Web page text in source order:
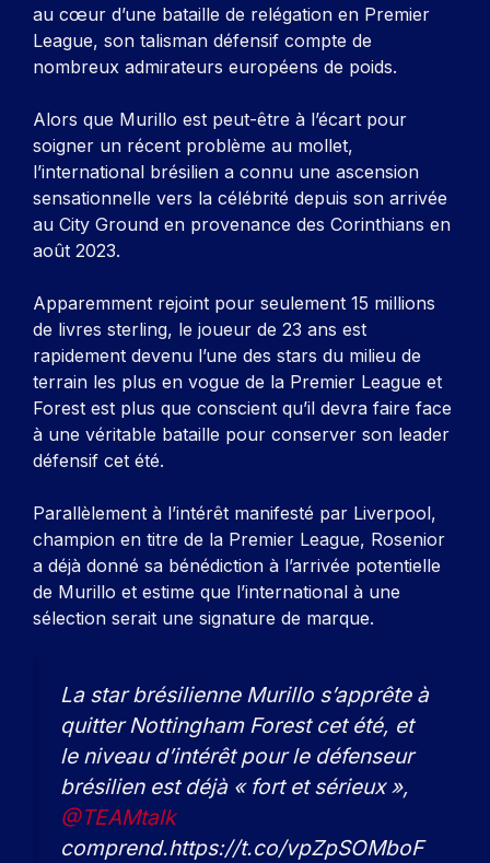
au cœur d’une bataille de relégation en Premier
League, son talisman défensif compte de
nombreux admirateurs européens de poids.
Alors que Murillo est peut-être à l’écart pour
soigner un récent problème au mollet,
l’international brésilien a connu une ascension
sensationnelle vers la célébrité depuis son arrivée
au City Ground en provenance des Corinthians en
août 2023.
Apparemment rejoint pour seulement 15 millions
de livres sterling, le joueur de 23 ans est
rapidement devenu l’une des stars du milieu de
terrain les plus en vogue de la Premier League et
Forest est plus que conscient qu’il devra faire face
à une véritable bataille pour conserver son leader
défensif cet été.
Parallèlement à l’intérêt manifesté par Liverpool,
champion en titre de la Premier League, Rosenior
a déjà donné sa bénédiction à l’arrivée potentielle
de Murillo et estime que l’international à une
sélection serait une signature de marque.
La star brésilienne Murillo s’apprête à
quitter Nottingham Forest cet été, et
le niveau d’intérêt pour le défenseur
brésilien est déjà « fort et sérieux »,
@TEAMtalk
comprend.https://t.co/vpZpSOMboF